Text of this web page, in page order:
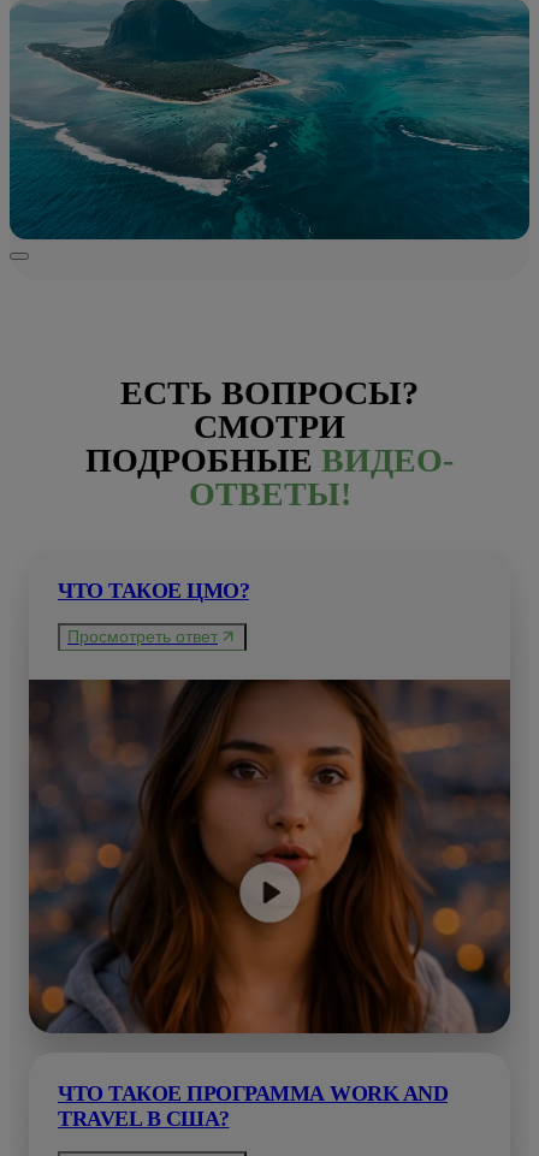
ЕСТЬ ВОПРОСЫ?
СМОТРИ
ПОДРОБНЫЕ ВИДЕО-
ОТВЕТЫ!
ЧТО ТАКОЕ ЦМО?
Просмотреть ответ
ЧТО ТАКОЕ ПРОГРАММА WORK AND
TRAVEL В США?